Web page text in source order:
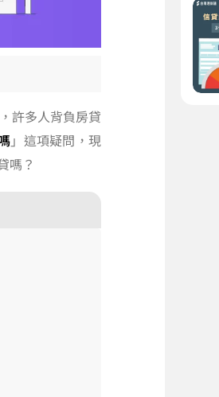
許多人背負房貸
」這項疑問，現
嗎？